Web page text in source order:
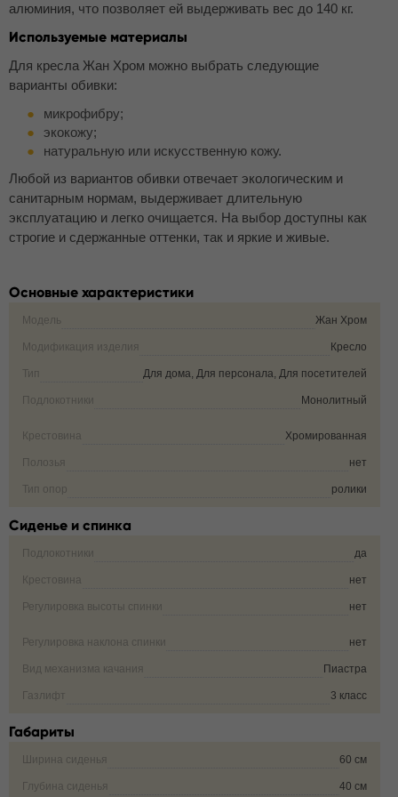
алюминия, что позволяет ей выдерживать вес до 140 кг.
Используемые материалы
Для кресла Жан Хром можно выбрать следующие
варианты обивки:
микрофибру;
экокожу;
натуральную или искусственную кожу.
Любой из вариантов обивки отвечает экологическим и
санитарным нормам, выдерживает длительную
эксплуатацию и легко очищается. На выбор доступны как
строгие и сдержанные оттенки, так и яркие и живые.
Основные характеристики
Модель Жан Хром
Модификация изделия Кресло
Тип Для дома, Для персонала, Для посетителей
Подлокотники Монолитный
Крестовина Хромированная
Полозья нет
Тип опор ролики
Сиденье и спинка
Подлокотники да
Крестовина нет
Регулировка высоты спинки нет
Регулировка наклона спинки нет
Вид механизма качания Пиастра
Газлифт 3 класс
Габариты
Ширина сиденья 60 см
Глубина сиденья 40 см